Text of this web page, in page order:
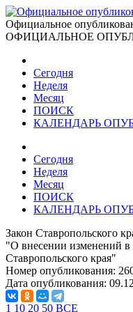
Официальное
ОФИЦИАЛЬНОЕ
Сегодня
Неделя
Месяц
ПОИСК
КАЛЕНДАРЬ
Сегодня
Неделя
Месяц
ПОИСК
КАЛЕНДАРЬ
Закон Ставропольского
"О внесении изменений в
Ставропольского края"
Номер опубликования:
Дата опубликования:
1 10 20 50 ВСЕ